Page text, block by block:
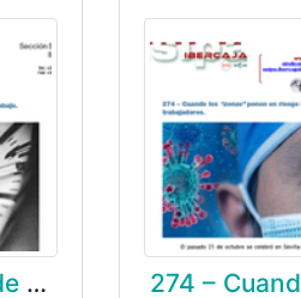
275 – Registro de Jornada: visita de la inspección de trabajo